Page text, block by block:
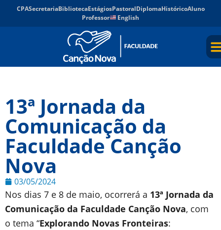
CPASecretariaBibliotecaEstágiosPastoralDiplomaHistóricoAluno
Professor
English
13ª Jornada da
Comunicação da
Faculdade Canção
Nova
03/05/2024
Nos dias 7 e 8 de maio, ocorrerá a 13ª Jornada da
Comunicação da Faculdade Canção Nova, com
o tema “Explorando Novas Fronteiras: